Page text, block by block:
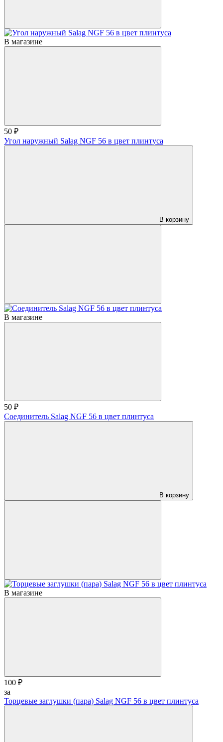
В магазине
50 ₽
Угол наружный Salag NGF 56 в цвет плинтуса
В корзину
В магазине
50 ₽
Соединитель Salag NGF 56 в цвет плинтуса
В корзину
В магазине
100 ₽
за
Торцевые заглушки (пара) Salag NGF 56 в цвет плинтуса